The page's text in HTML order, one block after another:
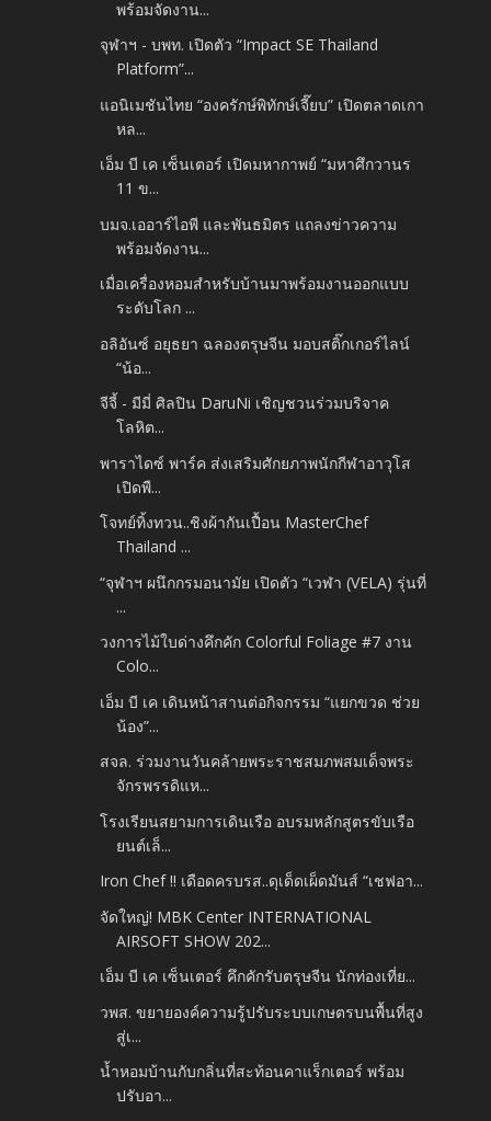
พร้อมจัดงาน...
จุฬาฯ - บพท. เปิดตัว “Impact SE Thailand
Platform”...
แอนิเมชันไทย “องครักษ์พิทักษ์เจี๊ยบ” เปิดตลาดเกา
หล...
เอ็ม บี เค เซ็นเตอร์ เปิดมหากาพย์ “มหาศึกวานร
11 ข...
บมจ.เออาร์ไอพี และพันธมิตร แถลงข่าวความ
พร้อมจัดงาน...
เมื่อเครื่องหอมสำหรับบ้านมาพร้อมงานออกแบบ
ระดับโลก ...
อลิอันซ์ อยุธยา ฉลองตรุษจีน มอบสติ๊กเกอร์ไลน์
“น้อ...
จีจี้ - มีมี่ ศิลปิน DaruNi เชิญชวนร่วมบริจาค
โลหิต...
พาราไดซ์ พาร์ค ส่งเสริมศักยภาพนักกีฬาอาวุโส
เปิดพื...
โจทย์ทิ้งทวน..ชิงผ้ากันเปื้อน MasterChef
Thailand ...
“จุฬาฯ ผนึกกรมอนามัย เปิดตัว “เวฬา (VELA) รุ่นที่
...
วงการไม้ใบด่างคึกคัก Colorful Foliage #7 งาน
Colo...
เอ็ม บี เค เดินหน้าสานต่อกิจกรรม “แยกขวด ช่วย
น้อง”...
สจล. ร่วมงานวันคล้ายพระราชสมภพสมเด็จพระ
จักรพรรดิแห...
โรงเรียนสยามการเดินเรือ อบรมหลักสูตรขับเรือ
ยนต์เล็...
Iron Chef !! เดือดครบรส..ดุเด็ดเผ็ดมันส์ “เชฟอา...
จัดใหญ่! MBK Center INTERNATIONAL
AIRSOFT SHOW 202...
เอ็ม บี เค เซ็นเตอร์ คึกคักรับตรุษจีน นักท่องเที่ย...
วพส. ขยายองค์ความรู้ปรับระบบเกษตรบนพื้นที่สูง
สู่เ...
น้ำหอมบ้านกับกลิ่นที่สะท้อนคาแร็กเตอร์ พร้อม
ปรับอา...